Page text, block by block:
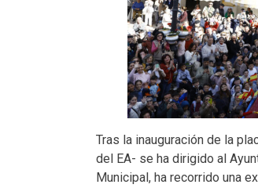
Tras la inauguración de la
del EA- se ha dirigido al
Municipal, ha recorrido una